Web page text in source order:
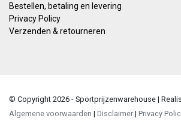
Bestellen, betaling en levering
Privacy Policy
Verzenden & retourneren
© Copyright 2026 - Sportprijzenwarehouse |
Algemene voorwaarden | Disclaimer | Privacy